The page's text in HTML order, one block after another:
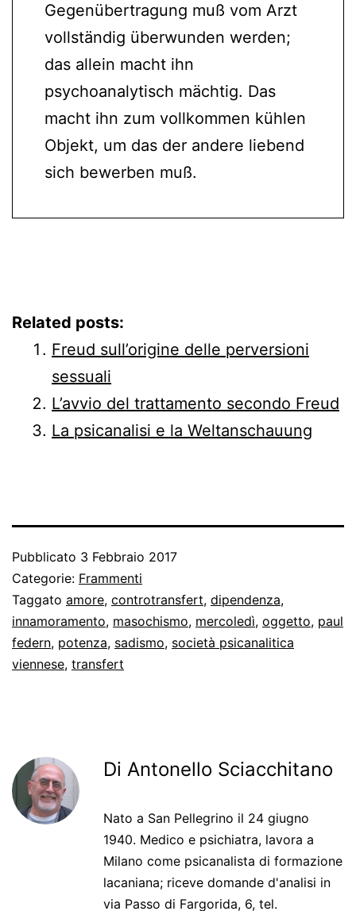
Gegenübertragung muß vom Arzt
vollständig überwunden werden;
das allein macht ihn
psychoanalytisch mächtig. Das
macht ihn zum vollkommen kühlen
Objekt, um das der andere liebend
sich bewerben muß.
Related posts:
Freud sull’origine delle perversioni
sessuali
L’avvio del trattamento secondo Freud
La psicanalisi e la Weltanschauung
Pubblicato 3 Febbraio 2017
Categorie: Frammenti
Taggato amore, controtransfert, dipendenza,
innamoramento, masochismo, mercoledì, oggetto, paul
federn, potenza, sadismo, società psicanalitica
viennese, transfert
Di Antonello Sciacchitano
Nato a San Pellegrino il 24 giugno
1940. Medico e psichiatra, lavora a
Milano come psicanalista di formazione
lacaniana; riceve domande d'analisi in
via Passo di Fargorida, 6, tel.